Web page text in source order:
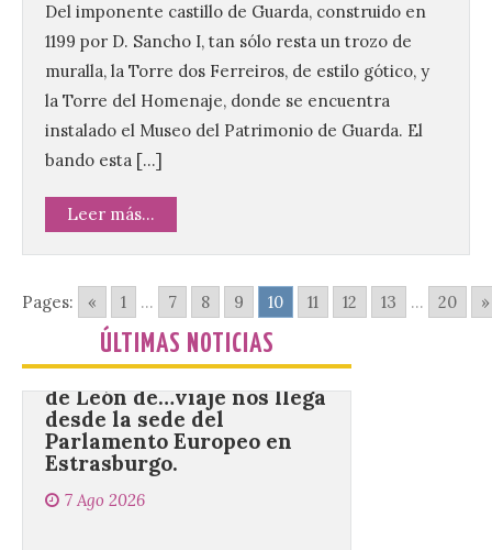
Del imponente castillo de Guarda, construido en
1199 por D. Sancho I, tan sólo resta un trozo de
muralla, la Torre dos Ferreiros, de estilo gótico, y
la Torre del Homenaje, donde se encuentra
instalado el Museo del Patrimonio de Guarda. El
bando esta […]
Leer más...
Pages: « 1 ... 7 8 9 10 11 12 13 ... 20 »
ÚLTIMAS NOTICIAS
Tendrá lugar el 9 de
agosto en los aledaños del
monasterio cisterciense
de Santa María la Real de
Gradefes. Una cita
imprescindible para disfrutar de los
mejores dulces conventuales, tradición,
cultura y un ambiente único. El
Ayuntamiento de Gradefes, intentando
[…]
La decimoctava fotografía
de León de…viaje nos llega
desde la sede del
Parlamento Europeo en
Estrasburgo.
7 Ago 2026